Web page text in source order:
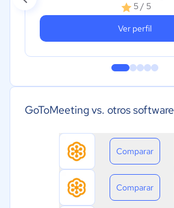
5 / 5
Ver perfil
GoToMeeting vs. otros software
Comparar
Comparar